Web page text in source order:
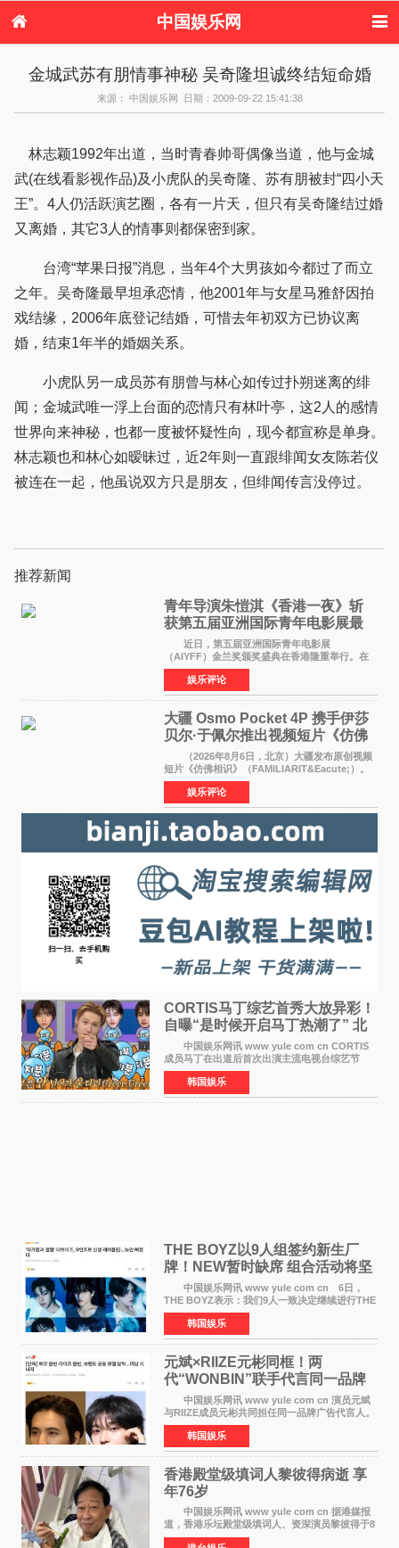
中国娱乐网
港台娱乐
日本娱乐 韩国娱乐
欧美娱乐
音乐新闻 影视新闻
内地明星八卦
八卦
金城武苏有朋情事神秘 吴奇隆坦诚终结短命婚
来源： 中国娱乐网 日期：2009-09-22 15:41:38
林志颖1992年出道，当时青春帅哥偶像当道，他与金城
武(在线看影视作品)及小虎队的吴奇隆、苏有朋被封“四小天
王”。4人仍活跃演艺圈，各有一片天，但只有吴奇隆结过婚
又离婚，其它3人的情事则都保密到家。
台湾“苹果日报”消息，当年4个大男孩如今都过了而立
之年。吴奇隆最早坦承恋情，他2001年与女星马雅舒因拍
戏结缘，2006年底登记结婚，可惜去年初双方已协议离
婚，结束1年半的婚姻关系。
小虎队另一成员苏有朋曾与林心如传过扑朔迷离的绯
闻；金城武唯一浮上台面的恋情只有林叶亭，这2人的感情
世界向来神秘，也都一度被怀疑性向，现今都宣称是单身。
林志颖也和林心如暧昧过，近2年则一直跟绯闻女友陈若仪
被连在一起，他虽说双方只是朋友，但绯闻传言没停过。
推荐新闻
青年导演朱愷淇《香港一夜》斩
获第五届亚洲国际青年电影展最
佳剧本改编奖
近日，第五届亚洲国际青年电影展
（AIYFF）金兰奖颁奖盛典在香港隆重举行。在
这场汇聚数百位海内外电影人、文化界人士及媒
体代表的亚洲青年影视盛会上，香港本土电影
《香港一夜》（Dawn in Ho
娱乐评论
大疆 Osmo Pocket 4P 携手伊莎
贝尔·于佩尔推出视频短片《仿佛
相识》
（2026年8月6日，北京）大疆发布原创视频
短片《仿佛相识》（FAMILIARIT&Eacute;）。
视频短片由戛纳国际电影节最佳女演员伊莎贝尔·
于佩尔（Isabelle Huppert）主演，全程使用大
疆首款双主摄口
娱乐评论
CORTIS马丁综艺首秀大放异彩！
自曝“是时候开启马丁热潮了” 北
美巡演火热进行中
中国娱乐网讯 www yule com cn CORTIS
成员马丁在出道后首次出演主流电视台综艺节
目，展现了多才多艺的魅力。 马丁出演了5日
播出的MBC《Radio Star》Fashion与Passion
之间，I&lsquo;m
韩国娱乐
THE BOYZ以9人组签约新生厂
牌！NEW暂时缺席 组合活动将坚
定不移继续
中国娱乐网讯 www yule com cn 6日，
THE BOYZ表示：我们9人一致决定继续进行THE
BOYZ组合活动，并且已经完成了组合团体活动
签约。目前正在新生厂牌下进行活动准备。尚未
离开THE BOYZ原所
韩国娱乐
元斌×RIIZE元彬同框！两
代“WONBIN”联手代言同一品牌
颜值天花板合体
中国娱乐网讯 www yule com cn 演员元斌
与RIIZE成员元彬共同担任同一品牌广告代言人。
6日据独家报道，继演员元斌之后，RIIZE元彬最
近也被选为某在线中介平台A公司的共同广告代言
人，两人将作
韩国娱乐
香港殿堂级填词人黎彼得病逝 享
年76岁​
中国娱乐网讯 www yule com cn 据港媒报
道，香港乐坛殿堂级填词人、资深演员黎彼得于8
月5日上午因病离世，终年76岁。好友钟志光透